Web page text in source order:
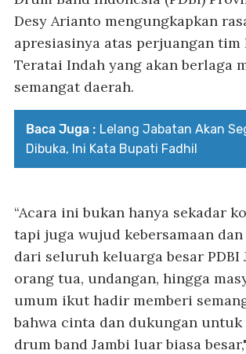
Desy Arianto mengungkapkan
apresiasinya atas perjuangan tim
Teratai Indah yang akan berlaga
semangat daerah.
Baca Juga : Lelang Jabatan Akan
Dibuka, Ini Kata Bupati Fadhil
“Acara ini bukan hanya sekadar
tapi juga wujud kebersamaan
dari seluruh keluarga besar PDBI
orang tua, undangan, hingga
umum ikut hadir memberi
bahwa cinta dan dukungan untuk
drum band Jambi luar biasa